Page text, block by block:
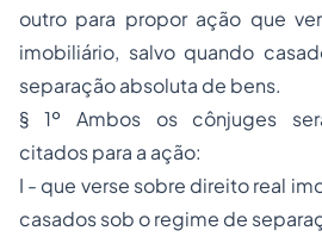
outro para propor ação que
imobiliário, salvo quando
separação absoluta de bens.
§ 1º Ambos os cônjuges
citados para a ação:
I - que verse sobre direito real
casados sob o regime de